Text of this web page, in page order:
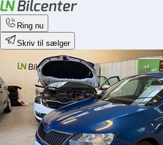
Ring nu
Skriv til sælger